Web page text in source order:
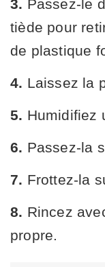
3. Passez-le
tiède pour
de plastique
4. Laissez la
5. Humidifiez
6. Passez-la
7. Frottez-la
8. Rincez
propre.